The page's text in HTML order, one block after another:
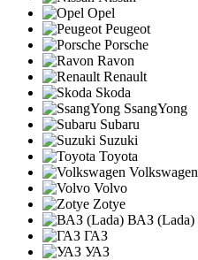
Opel
Peugeot
Porsche
Ravon
Renault
Skoda
SsangYong
Subaru
Suzuki
Toyota
Volkswagen
Volvo
Zotye
ВАЗ (Lada)
ГАЗ
УАЗ